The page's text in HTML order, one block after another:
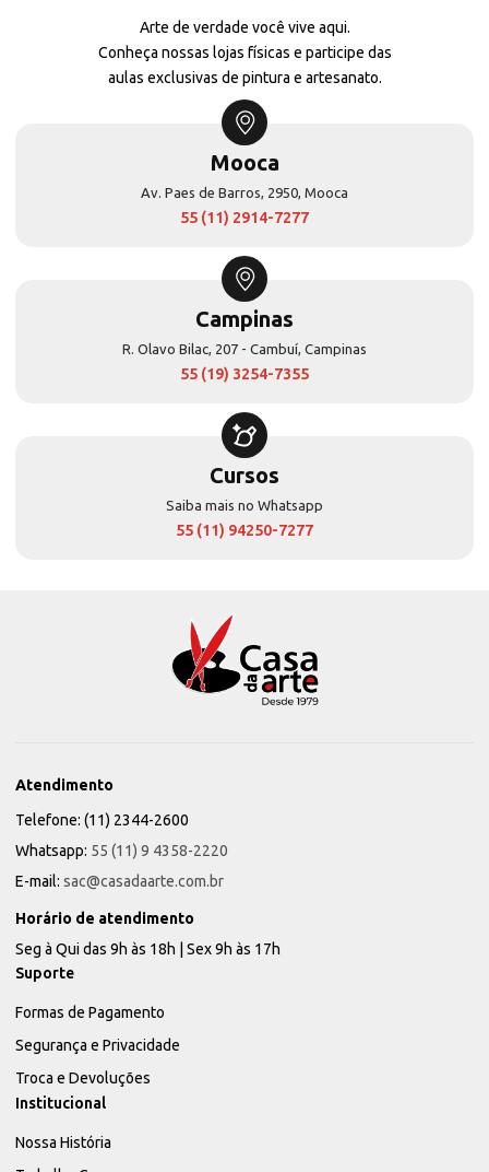
Arte de verdade você vive aqui.
Conheça nossas lojas físicas e participe das
aulas exclusivas de pintura e artesanato.
Mooca
Av. Paes de Barros, 2950, Mooca
55 (11) 2914-7277
Campinas
R. Olavo Bilac, 207 - Cambuí, Campinas
55 (19) 3254-7355
Cursos
Saiba mais no Whatsapp
55 (11) 94250-7277
Atendimento
Telefone: (11) 2344-2600
Whatsapp: 55 (11) 9 4358-2220
E-mail: sac@casadaarte.com.br
Horário de atendimento
Seg à Qui das 9h às 18h | Sex 9h às 17h
Suporte
Formas de Pagamento
Segurança e Privacidade
Troca e Devoluções
Institucional
Nossa História